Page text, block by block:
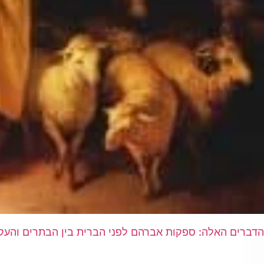
הדברים האלה: ספקות אברהם לפני הברית בין הבתרים